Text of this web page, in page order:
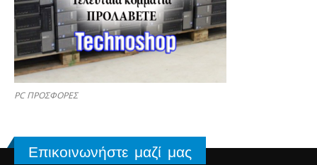
PC ΠΡΟΣΦΟΡΕΣ
Επικοινωνήστε μαζί μας